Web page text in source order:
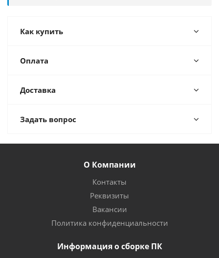
Как купить
Оплата
Доставка
Задать вопрос
О Компании
Контакты
Реквизиты
Вакансии
Политика конфиденциальности
Информация о сборке ПК